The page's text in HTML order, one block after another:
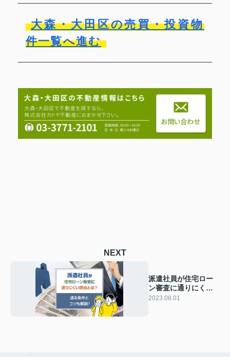
大森・大田区の売買・投資物
件一覧へ進む
NEXT
派遣社員が住宅ロー
ン審査に通りにくい
理由とは？通る条件
2023.08.01